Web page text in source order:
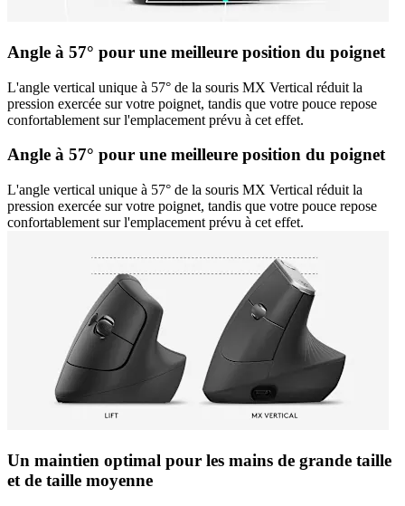
Angle à 57° pour une meilleure position du poignet
L'angle vertical unique à 57° de la souris MX Vertical réduit la
pression exercée sur votre poignet, tandis que votre pouce repose
confortablement sur l'emplacement prévu à cet effet.
Angle à 57° pour une meilleure position du poignet
L'angle vertical unique à 57° de la souris MX Vertical réduit la
pression exercée sur votre poignet, tandis que votre pouce repose
confortablement sur l'emplacement prévu à cet effet.
Un maintien optimal pour les mains de grande taille
et de taille moyenne